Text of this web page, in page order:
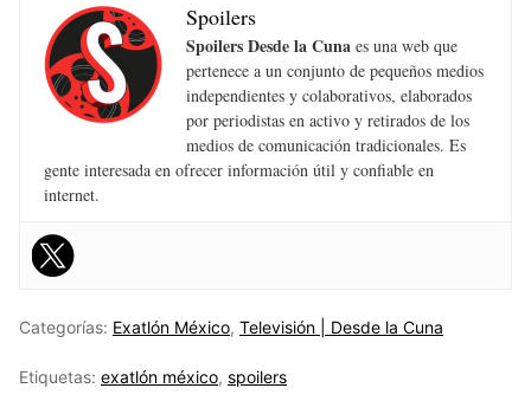
Spoilers
Spoilers Desde la Cuna es una web que
pertenece a un conjunto de pequeños medios
independientes y colaborativos, elaborados
por periodistas en activo y retirados de los
medios de comunicación tradicionales. Es
gente interesada en ofrecer información útil y confiable en
internet.
Categorías: Exatlón México, Televisión | Desde la Cuna
Etiquetas: exatlón méxico, spoilers